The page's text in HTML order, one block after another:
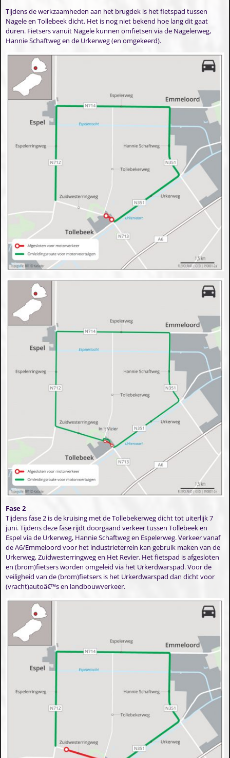
Tijdens de werkzaamheden aan het brugdek is het fietspad tussen
Nagele en Tollebeek dicht. Het is nog niet bekend hoe lang dit gaat
duren. Fietsers vanuit Nagele kunnen omfietsen via de Nagelerweg,
Hannie Schaftweg en de Urkerweg (en omgekeerd).
Fase 2
Tijdens fase 2 is de kruising met de Tollebekerweg dicht tot uiterlijk 7
juni. Tijdens deze fase rijdt doorgaand verkeer tussen Tollebeek en
Espel via de Urkerweg, Hannie Schaftweg en Espelerweg. Verkeer vanaf
de A6/Emmeloord voor het industrieterrein kan gebruik maken van de
Urkerweg, Zuidwesterringweg en Het Revier. Het fietspad is afgesloten
en (brom)fietsers worden omgeleid via het Urkerdwarspad. Voor de
veiligheid van de (brom)fietsers is het Urkerdwarspad dan dicht voor
(vracht)autoâ€™s en landbouwverkeer.